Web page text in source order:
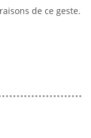
de ce geste.